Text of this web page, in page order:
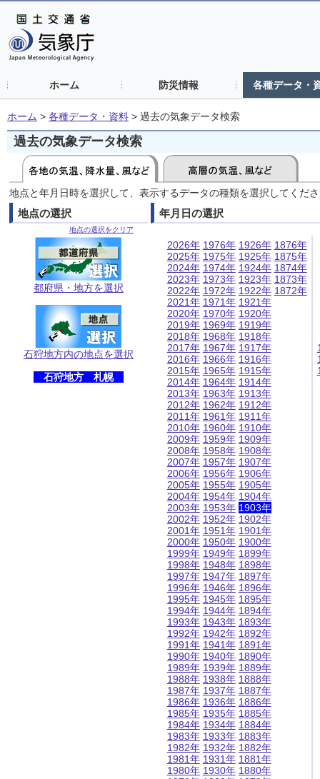
ホーム 防災情報 各種データ・
ホーム > 各種データ・資料 > 過去の気象データ検索
過去の気象データ検索
地点と年月日時を選択して、表示するデータの種類を選択してくだ
地点の選択
地点の選択をクリア
都府県・地方を選択
石狩地方内の地点を選択
石狩地方 札幌
年月日の選択
2026年
2025年
2024年
2023年
2022年
2021年
2020年
2019年
2018年
2017年
2016年
2015年
2014年
2013年
2012年
2011年
2010年
2009年
2008年
2007年
2006年
2005年
2004年
2003年
2002年
2001年
2000年
1999年
1998年
1997年
1996年
1995年
1994年
1993年
1992年
1991年
1990年
1989年
1988年
1987年
1986年
1985年
1984年
1983年
1982年
1981年
1980年
1976年
1975年
1974年
1973年
1972年
1971年
1970年
1969年
1968年
1967年
1966年
1965年
1964年
1963年
1962年
1961年
1960年
1959年
1958年
1957年
1956年
1955年
1954年
1953年
1952年
1951年
1950年
1949年
1948年
1947年
1946年
1945年
1944年
1943年
1942年
1941年
1940年
1939年
1938年
1937年
1936年
1935年
1934年
1933年
1932年
1931年
1930年
1926年
1925年
1924年
1923年
1922年
1921年
1920年
1919年
1918年
1917年
1916年
1915年
1914年
1913年
1912年
1911年
1910年
1909年
1908年
1907年
1906年
1905年
1904年
1903年
1902年
1901年
1900年
1899年
1898年
1897年
1896年
1895年
1894年
1893年
1892年
1891年
1890年
1889年
1888年
1887年
1886年
1885年
1884年
1883年
1882年
1881年
1880年
1876年
1875年
1874年
1873年
1872年